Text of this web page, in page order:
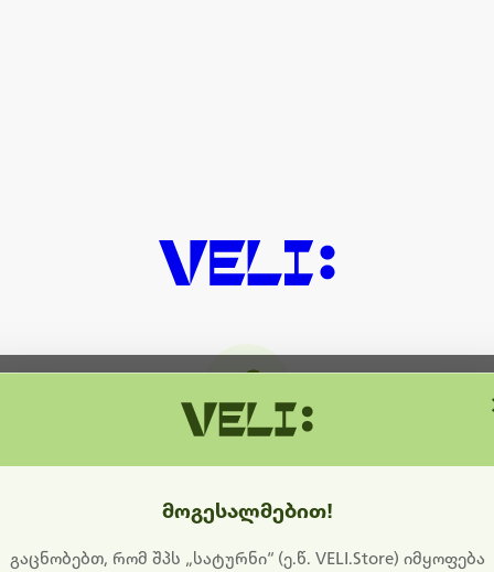
გიხდით შეფერხებისთვის. ამჟამად მიმდინარეობს
განახლება და ტექნიკური სამუშაოები.
მოგესალმებით!
გაცნობებთ, რომ შპს „სატურნი“ (ე.წ. VELI.Store) იმყოფება